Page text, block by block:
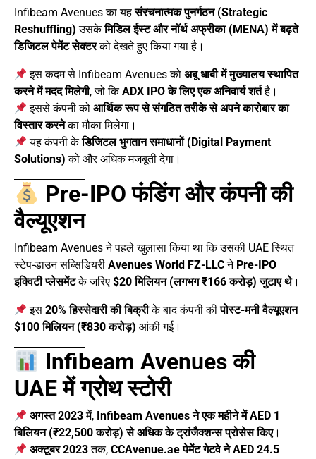
Infibeam Avenues का यहसंरचनात्मक पुनर्गठन (Strategic
Reshuffling) उसकेमिडिल ईस्ट और नॉर्थ अफ्रीका (MENA) में बढ़ते
डिजिटल पेमेंट सेक्टरको देखते हुए किया गया है।
इस कदम से Infibeam Avenues कोअबू धाबी में मुख्यालय स्थापित
करने में मदद मिलेगी, जो किADX IPO के लिए एक अनिवार्य शर्तहै।
इससे कंपनी कोआर्थिक रूप से संगठित तरीके से अपने कारोबार का
विस्तार करनेका मौका मिलेगा।
यह कंपनी केडिजिटल भुगतान समाधानों (Digital Payment
Solutions) को और अधिक मजबूती देगा।
Pre-IPO फंडिंग और कंपनी की
वैल्यूएशन
Infibeam Avenues ने पहले खुलासा किया था कि उसकी UAE स्थित
स्टेप-डाउन सब्सिडियरी Avenues World FZ-LLCने Pre-IPO
इक्विटी प्लेसमेंटके जरिए $20 मिलियन (लगभग ₹166 करोड़) जुटाए थे।
इस20% हिस्सेदारी की बिक्रीके बाद कंपनी कीपोस्ट-मनी वैल्यूएशन
$100 मिलियन (₹830 करोड़) आंकी गई।
Infibeam Avenues की
UAE में ग्रोथ स्टोरी
अगस्त 2023में, Infibeam Avenues ने एक महीने में AED 1
बिलियन (₹22,500 करोड़) से अधिक के ट्रांजैक्शन्स प्रोसेस किए।
अक्टूबर 2023तक,CCAvenue.ae पेमेंट गेटवे ने AED 24.5